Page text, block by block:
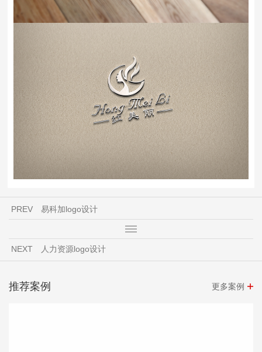
PREV 易科加logo设计
NEXT 人力资源logo设计
推荐案例 更多案例